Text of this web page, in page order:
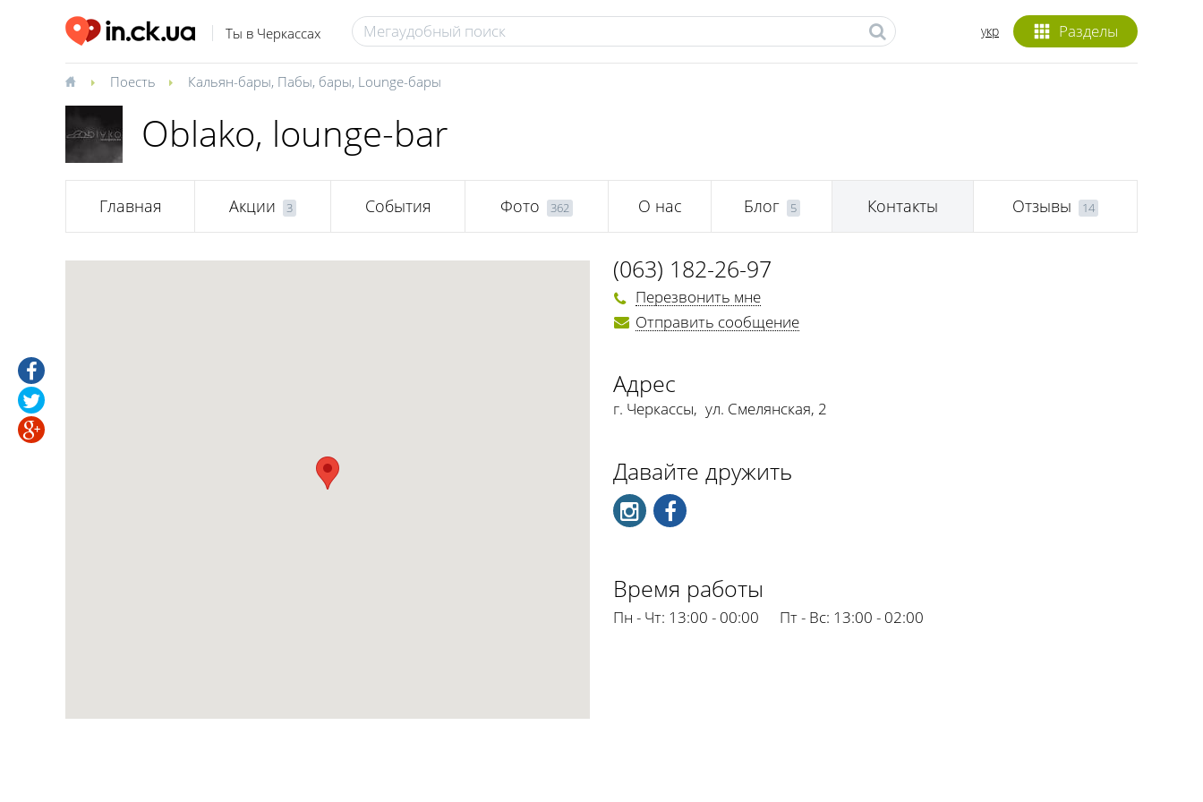
Ты в Черкассах Разделы
укр
Поесть Кальян-бары, Пабы, бары, Lounge-бары
Oblako, lounge-bar
Главная Акции 3 События Фото 362 О нас Блог 5 Контакты Отзывы 14
(063) 182-26-97
Перезвонить мне
Отправить сообщение
Адрес
г. Черкассы, ул. Смелянская, 2
Давайте дружить
Время работы
Пн - Чт: 13:00 - 00:00 Пт - Вс: 13:00 - 02:00